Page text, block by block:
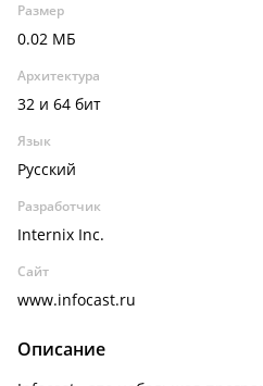
Размер
0.02 МБ
Архитектура
32 и 64 бит
Язык
Русский
Разработчик
Internix Inc.
Сайт
www.infocast.ru
Описание